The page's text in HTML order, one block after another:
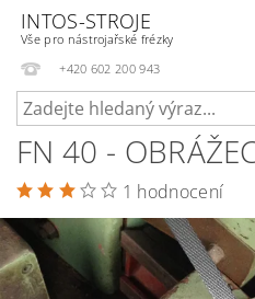
INTOS-STROJE
Vše pro nástrojařské frézky
+420 602 200 943
FN 40 -
1 hodnocení